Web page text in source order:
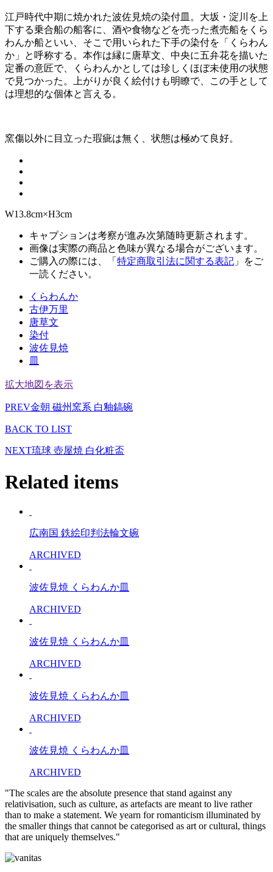
江戸時代中期に焼かれた波佐見焼の染付皿。大坂・淀川を上
下する乗合船の船客に、酒や食物などを売った煮売船をくら
わんか船といい、そこで用いられた下手の染付を「くらわん
か」と呼称する。本作は縁に唐草文、中央に五弁花を描いた
定番の意匠で、くらわんかとしては珍しくほぼ未使用の状態
で見つかった。上がりが良く絵付けも明瞭で、この手として
は理想的な個体と言える。
窯傷以外に目立った瑕疵は無く、状態は極めて良好。
W13.8cm×H3cm
キャプションは考察が進み次第随時更新されます。
画像は実際の商品と色味が異なる場合がございます。
ご購入の際には、「 特定商取引法に関する表記 」をご
一読ください。
くらわんか
古伊万里
唐草文
染付
波佐見焼
皿
拡大地図を表示
PREV金朝 磁州窯系 白釉鎬碗
BACK TO LIST
NEXT琉球 壺屋焼 白化粧盃
Related items
広南国 鉄絵印判法輪文碗
ARCHIVED
波佐見焼 くらわんか皿
ARCHIVED
波佐見焼 くらわんか皿
ARCHIVED
波佐見焼 くらわんか皿
ARCHIVED
波佐見焼 くらわんか皿
ARCHIVED
"The scales are the absolute presence that stand against any
relativisation, such as culture, as artefacts are meant to live rather
than to make a statement. We yearn for romanticism illuminated by
the smaller things that cannot be categorised as art or cultural, things
that are uniquely themselves."